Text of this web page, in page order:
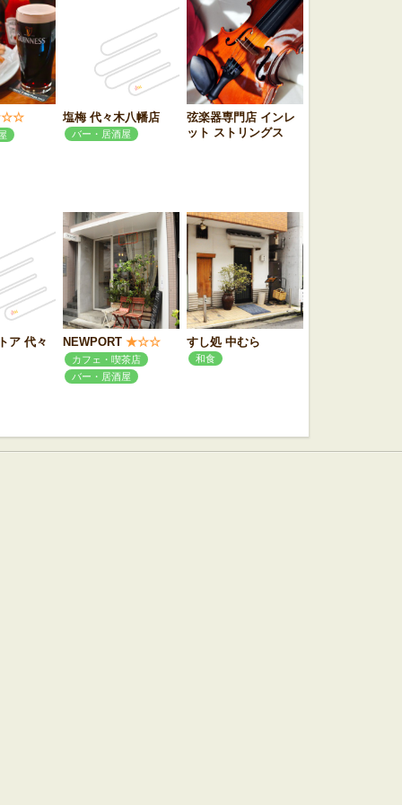
塩梅 代々木八幡店
バー・居酒屋
弦楽器専門店 インレ
ット ストリングス
ア 代々 NEWPORT ★☆☆
カフェ・喫茶店
バー・居酒屋
すし処 中むら
和食